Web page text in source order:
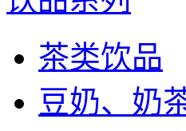
茶类饮品
豆奶、奶